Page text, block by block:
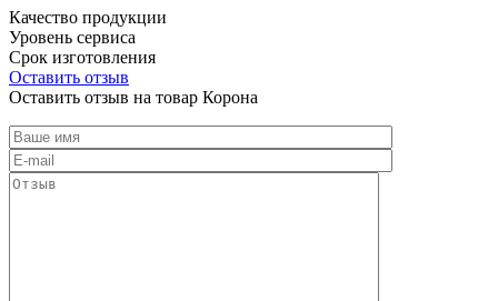
Качество продукции
Уровень сервиса
Срок изготовления
Оставить отзыв
Оставить отзыв на товар Корона